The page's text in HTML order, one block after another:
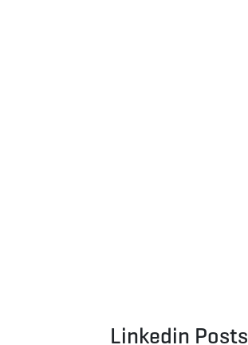
Linkedin Posts